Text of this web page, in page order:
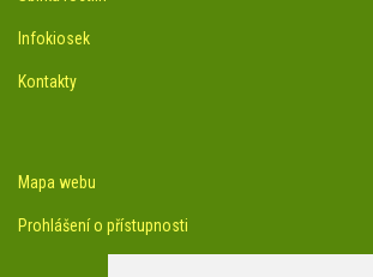
Infokiosek
Kontakty
Mapa webu
Prohlášení o přístupnosti